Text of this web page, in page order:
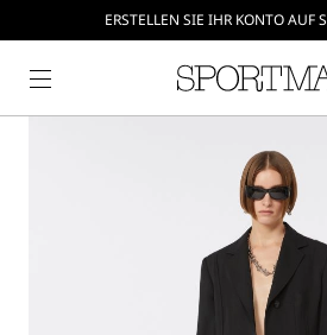
ERSTELLEN SIE IHR KONTO AUF